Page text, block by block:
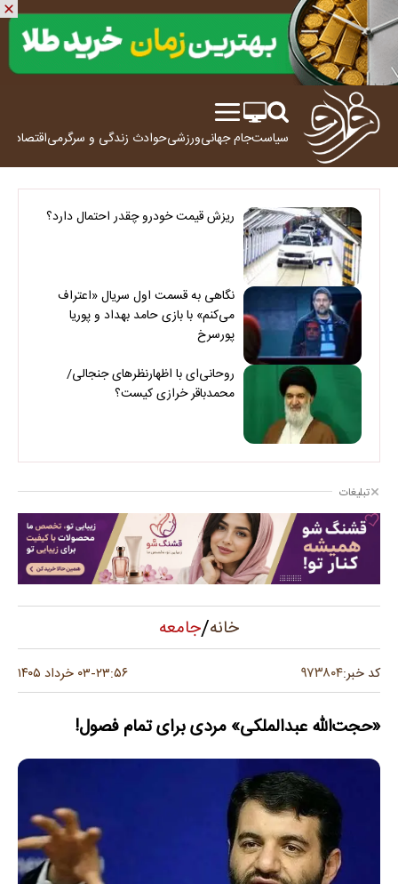
سیاستجام جهانیورزشیحوادث زندگی و سرگرمیاقتصاد
ریزش قیمت خودرو چقدر احتمال دارد؟
نگاهی به قسمت اول سریال «اعتراف
می‌کنم» با بازی حامد بهداد و پوریا
پورسرخ
روحانی‌ای با اظهارنظرهای جنجالی/
محمدباقر خرازی کیست؟
تبلیغات
خانه/جامعه
کد خبر:۹۷۳۸۰۴ ۲۳:۵۶-۰۳ خرداد ۱۴۰۵
«حجت‌الله عبدالملکی» مردی برای تمام فصول!